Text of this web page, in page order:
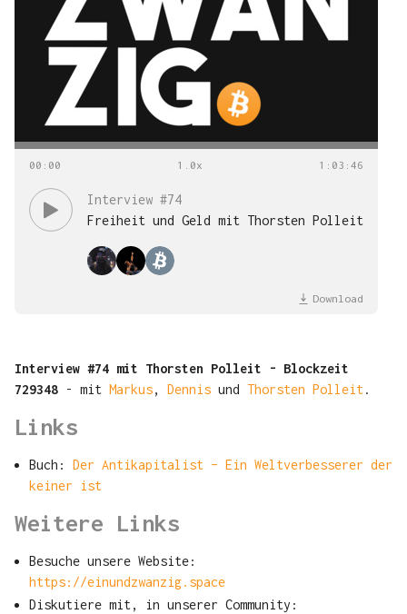
00 : 00 1 : 03 : 46
Interview #74
Freiheit und Geld mit Thorsten Polleit
Download
Interview #74 mit Thorsten Polleit - Blockzeit
729348 - mit Markus, Dennis und Thorsten Polleit.
Links
Buch:
Der Antikapitalist – Ein Weltverbesserer der
keiner ist
Weitere Links
Besuche unsere Website:
https://einundzwanzig.space
Diskutiere mit, in unserer Community: